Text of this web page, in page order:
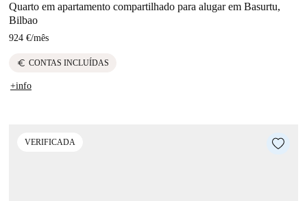
Quarto em apartamento compartilhado para alugar em Basurtu,
Bilbao
924 €/mês
euro CONTAS INCLUÍDAS
+info
VERIFICADA